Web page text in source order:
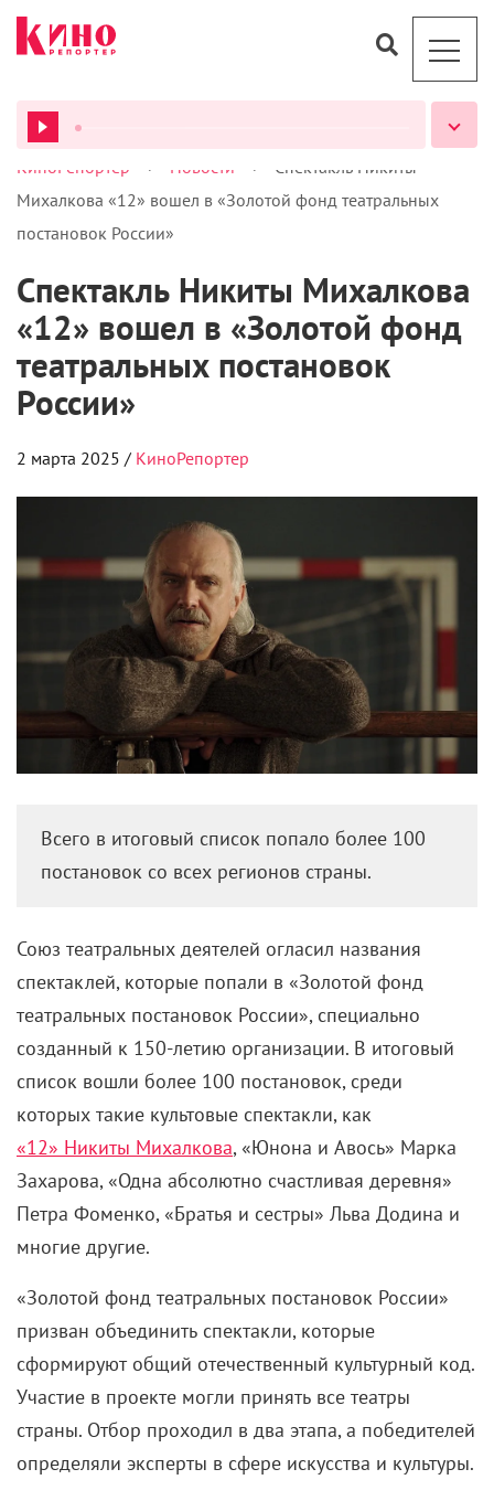
ВСЕ ПОДКАСТЫ
КиноРепортер > Новости >
Спектакль Никиты
Михалкова «12» вошел в «Золотой фонд театральных
постановок России»
Спектакль Никиты Михалкова
«12» вошел в «Золотой фонд
театральных постановок
России»
2 марта 2025 / КиноРепортер
Всего в итоговый список попало более 100
постановок со всех регионов страны.
Союз театральных деятелей огласил названия
спектаклей, которые попали в «Золотой фонд
театральных постановок России», специально
созданный к 150-летию организации. В итоговый
список вошли более 100 постановок, среди
которых такие культовые спектакли, как
«12» Никиты Михалкова, «Юнона и Авось» Марка
Захарова, «Одна абсолютно счастливая деревня»
Петра Фоменко, «Братья и сестры» Льва Додина и
многие другие.
«Золотой фонд театральных постановок России»
призван объединить спектакли, которые
сформируют общий отечественный культурный код.
Участие в проекте могли принять все театры
страны. Отбор проходил в два этапа, а победителей
определяли эксперты в сфере искусства и культуры.